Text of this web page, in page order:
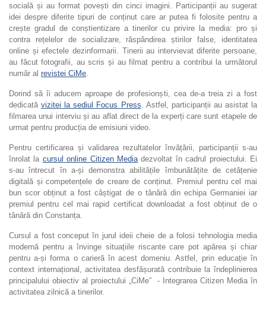
socială și au format povești din cinci imagini. Participanții au sugerat
idei despre diferite tipuri de conținut care ar putea fi folosite pentru a
crește gradul de conștientizare a tinerilor cu privire la media: pro și
contra rețelelor de socializare, răspândirea știrilor false, identitatea
online și efectele dezinformarii. Tinerii au intervievat diferite persoane,
au făcut fotografii, au scris și au filmat pentru a contribui la următorul
număr al revistei CiMe.
Dorind să îi aducem aproape de profesionști, cea de-a treia zi a fost
dedicatăvizitei la sediul Focus Press. Astfel, participanții au asistat la
filmarea unui interviu și au aflat direct de la experți care sunt etapele de
urmat pentru producția de emisiuni video.
Pentru certificarea și validarea rezultatelor învățării, participanții s-au
înrolat la cursul online Citizen Mediadezvoltat în cadrul proiectului. Ei
s-au întrecut în a-și demonstra abilitățile îmbunătățite de cetățenie
digitală și competențele de creare de conținut. Premiul pentru cel mai
bun scor obținut a fost câștigat de o tânără din echipa Germaniei iar
premiul pentru cel mai rapid certificat downloadat a fost obținut de o
tânără din Constanța.
Cursul a fost conceput în jurul ideii cheie de a folosi tehnologia media
modernă pentru a învinge situațiile riscante care pot apărea și chiar
pentru a-și forma o carieră în acest domeniu. Astfel, prin educație în
context internațional, activitatea desfășurată contribuie la îndeplinierea
principalului obiectiv al proiectului „CiMe” - Integrarea Citizen Media în
activitatea zilnică a tinerilor.